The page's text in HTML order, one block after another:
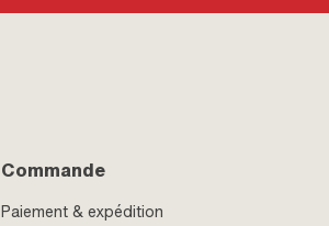
Commande
Paiement & expédition